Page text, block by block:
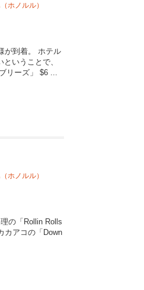
ホノルル）
が到着。 ホテル
いうことで、
リーズ」 $6 ...
ホノルル）
の「Rollin Rolls
カアコの「Down